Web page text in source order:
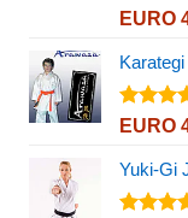
Valutato
EURO
Valutato
EURO
Yuki-Gi